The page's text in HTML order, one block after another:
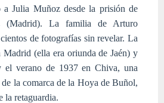
a Julia Muñoz desde la prisión de
(Madrid). La familia de Arturo
de fotografías sin revelar. La
Madrid (ella era oriunda de Jaén) y
el verano de 1937 en Chiva, una
la comarca de la Hoya de Buñol,
la retaguardia.